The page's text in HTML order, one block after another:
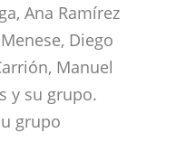
Ana Ramírez
Diego
Manuel
y su grupo.
grupo